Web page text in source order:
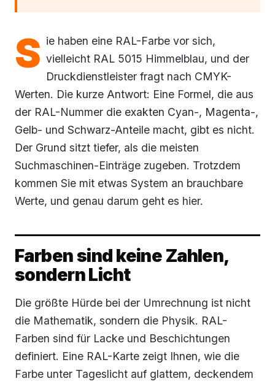
S ie haben eine RAL-Farbe vor sich,
vielleicht RAL 5015 Himmelblau, und der
Druckdienstleister fragt nach CMYK-
Werten. Die kurze Antwort: Eine Formel, die aus
der RAL-Nummer die exakten Cyan-, Magenta-,
Gelb- und Schwarz-Anteile macht, gibt es nicht.
Der Grund sitzt tiefer, als die meisten
Suchmaschinen-Einträge zugeben. Trotzdem
kommen Sie mit etwas System an brauchbare
Werte, und genau darum geht es hier.
Farben sind keine Zahlen,
sondern Licht
Die größte Hürde bei der Umrechnung ist nicht
die Mathematik, sondern die Physik. RAL-
Farben sind für Lacke und Beschichtungen
definiert. Eine RAL-Karte zeigt Ihnen, wie die
Farbe unter Tageslicht auf glattem, deckendem